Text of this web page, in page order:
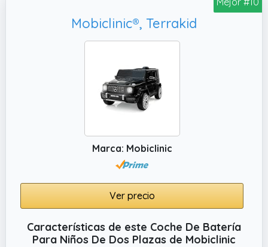
Mobiclinic®, Terrakid
Marca: Mobiclinic
Ver precio
Características de este Coche De Batería
Para Niños De Dos Plazas de Mobiclinic